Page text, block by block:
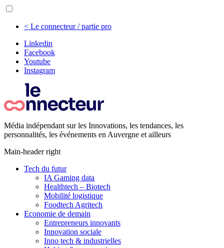
< Le connecteur / partie pro
Linkedin
Facebook
Youtube
Instagram
Média indépendant sur les Innovations, les tendances, les
personnalités, les événements en Auvergne et ailleurs
Main-header right
Tech du futur
IA Gaming data
Healthtech – Biotech
Mobilité logistique
Foodtech Agritech
Economie de demain
Entrepreneurs innovants
Innovation sociale
Inno tech & industrielles